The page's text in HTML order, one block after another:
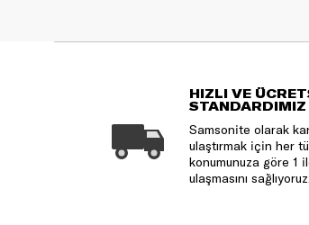
HIZLI VE
STANDARDIMIZ
Samsonite olarak
ulaştırmak için her
konumunuza göre 1
ulaşmasını sağlıyoruz.